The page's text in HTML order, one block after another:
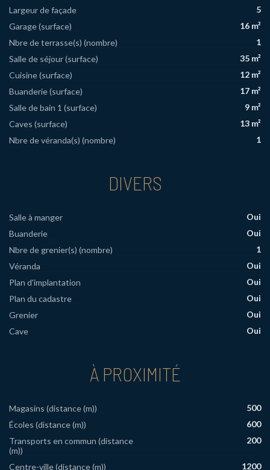
Largeur de façade
5
Garage (surface)
16 m²
Nbre de terrasse(s) (nombre)
1
Salle de séjour (surface)
35 m²
Cuisine (surface)
12 m²
Buanderie (surface)
17 m²
Salle de bain 1 (surface)
9 m²
Caves (surface)
13 m²
Nbre de véranda(s) (nombre)
1
DIVERS
Salle à manger
Oui
Buanderie
Oui
Nbre de grenier(s) (nombre)
1
Véranda
Oui
Plan d'implantation
Oui
Plan du cadastre
Oui
Grenier
Oui
Cave
Oui
À PROXIMITÉ
Magasins (distance (m))
500
Écoles (distance (m))
600
Transports en commun (distance
(m))
200
Centre-ville (distance (m)) 1200